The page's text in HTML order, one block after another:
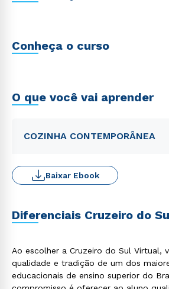
Conheça o curso
O que você vai aprender
COZINHA CONTEMPORÂNEA
Baixar Ebook
Diferenciais Cruzeiro do
Ao escolher a Cruzeiro do Sul Virtual,
qualidade e tradição de um dos
educacionais de ensino superior do